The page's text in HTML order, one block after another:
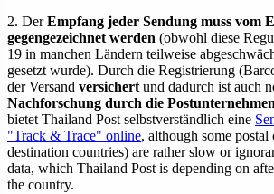
2. DerEmpfang jeder Sendung muss vom
gegengezeichnet werden (obwohl diese
19 in manchen Ländern teilweise
gesetzt wurde). Durch die Registrierung
der Versand versichert und dadurch ist auch
Nachforschung durch die
bietet Thailand Post selbstverständlich eine
"Track & Trace" online, although some
destination countries) are rather slow or
data, which Thailand Post is depending on
the country.